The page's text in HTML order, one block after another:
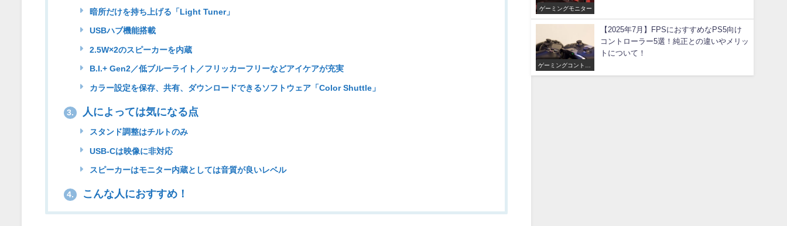
暗所だけを持ち上げる「Light Tuner」
USBハブ機能搭載
2.5W×2のスピーカーを内蔵
B.I.+ Gen2／低ブルーライト／フリッカーフリーなどアイケアが充実
カラー設定を保存、共有、ダウンロードできるソフトウェア「Color Shuttle」
3. 人によっては気になる点
スタンド調整はチルトのみ
USB-Cは映像に非対応
スピーカーはモニター内蔵としては音質が良いレベル
4. こんな人におすすめ！
ゲーミングモニター
ゲーミングコントロ
ーラー
【2025年7月】FPSにおすすめなPS5向け
コントローラー5選！純正との違いやメリッ
トについて！